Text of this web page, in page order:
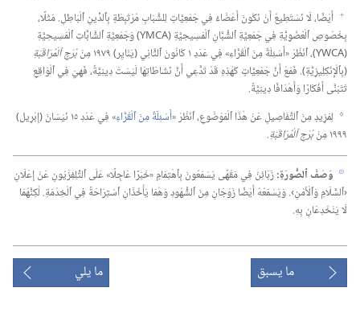
f أَيْضًا،‏ لَا نَسْتَطِيعُ أَنْ نَكُونَ أَعْضَاءً فِي جَمْعِيَّاتٍ لِلشَّبَابِ مُرْتَبِطَةٍ بِٱلدِّينِ ٱلْبَاطِلِ.‏ مَثَلًا،‏
بِخُصُوصِ ٱلْعُضْوِيَّةِ فِي جَمْعِيَّةِ ٱلشُّبَّانِ ٱلْمَسِيحِيَّةِ (‏YMCA)‏ وَجَمْعِيَّةِ ٱلشَّابَّاتِ ٱلْمَسِيحِيَّةِ
(‏YWCA)‏،‏ ٱنْظُرْ «أَسْئِلَةٌ مِنَ ٱلْقُرَّاءِ» فِي عَدَدِ ١ كَانُونَ ٱلثَّانِي (‏يَنَايِر)‏ ١٩٧٩ مِنْ
بُرْجِ ٱلْمُرَاقَبَةِ
(‏بِٱلْإِنْكِلِيزِيَّةِ)‏.‏ فَمَعْ أَنَّ جَمْعِيَّاتٍ كَهٰذِهِ قَدْ تَدَّعِي أَنَّ نَشَاطَاتِهَا لَيْسَتْ دِينِيَّةً،‏ فَهِيَ فِي ٱلْوَاقِعِ
تَتَبَنَّى أَفْكَارًا وَأَهْدَافًا دِينِيَّةً.‏
g لِمَزِيدٍ مِنَ ٱلتَّفَاصِيلِ عَنْ هٰذَا ٱلْمَوْضُوعِ،‏ ٱنْظُرْ «‏أَسْئِلَةٌ مِنَ ٱلْقُرَّاءِ
‏» فِي عَدَدِ ١٥ نَيْسَانَ (‏إِبْرِيل)‏
١٩٩٩ مِنْ
بُرْجِ ٱلْمُرَاقَبَةِ.‏
h وَصْفُ ٱلصُّورَةِ:‏زَبَائِنُ فِي مَقْهًى يَسْمَعُونَ بِٱهْتِمَامٍ «خَبَرًا عَاجِلًا» عَلَى ٱلتِّلِفِزْيُونِ عَنْ إِعْلَانِ
‹ٱلسَّلَامِ وَٱلْأَمْنِ›.‏ وَيَسْمَعُهُ أَيْضًا زَوْجَانِ مِنَ ٱلشُّهُودِ وَهُمَا يَأْخُذَانِ ٱسْتِرَاحَةً فِي ٱلْخِدْمَةِ.‏ لٰكِنَّهُمَا
لَا يَنْخَدِعَانِ بِهِ.‏
ما يسبق ما يلي